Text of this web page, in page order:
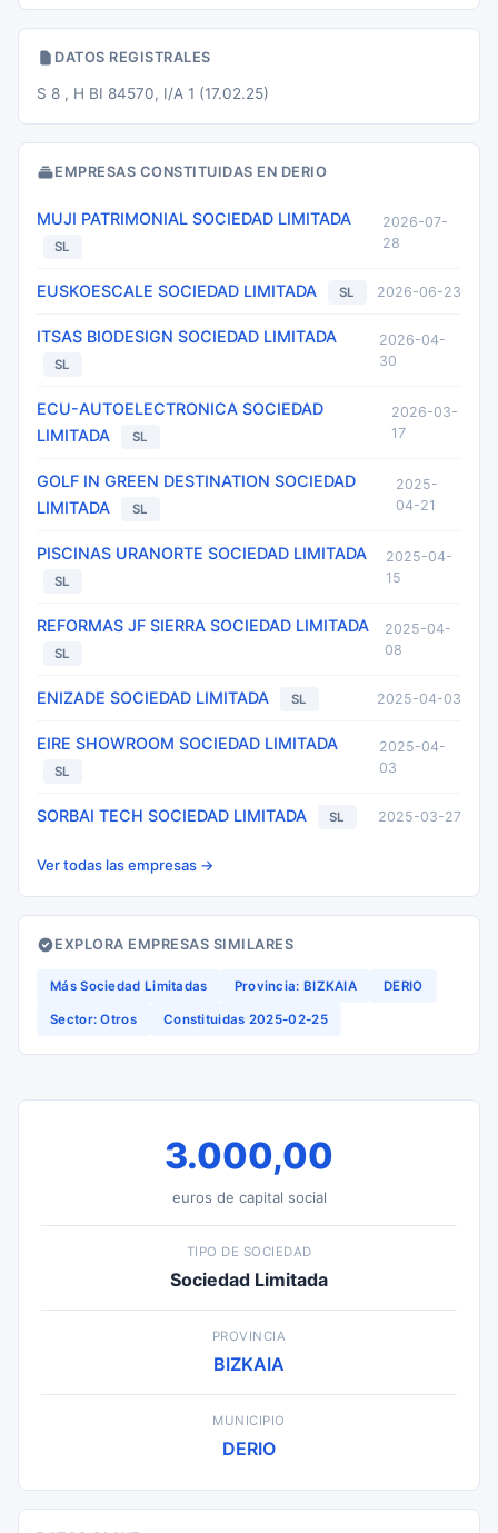
DATOS REGISTRALES
S 8 , H BI 84570, I/A 1 (17.02.25)
EMPRESAS CONSTITUIDAS EN DERIO
MUJI PATRIMONIAL SOCIEDAD LIMITADA
SL
2026-07-
28
EUSKOESCALE SOCIEDAD LIMITADA SL 2026-06-23
ITSAS BIODESIGN SOCIEDAD LIMITADA
SL
2026-04-
30
ECU-AUTOELECTRONICA SOCIEDAD
LIMITADA
SL
2026-03-
17
GOLF IN GREEN DESTINATION SOCIEDAD
LIMITADA
SL
2025-
04-21
PISCINAS URANORTE SOCIEDAD LIMITADA
SL
2025-04-
15
REFORMAS JF SIERRA SOCIEDAD LIMITADA
SL
2025-04-
08
ENIZADE SOCIEDAD LIMITADA SL 2025-04-03
EIRE SHOWROOM SOCIEDAD LIMITADA
SL
2025-04-
03
SORBAI TECH SOCIEDAD LIMITADA SL 2025-03-27
Ver todas las empresas →
EXPLORA EMPRESAS SIMILARES
Más Sociedad Limitadas Provincia: BIZKAIA DERIO
Sector: Otros Constituidas 2025-02-25
3.000,00
euros de capital social
TIPO DE SOCIEDAD
Sociedad Limitada
PROVINCIA
BIZKAIA
MUNICIPIO
DERIO